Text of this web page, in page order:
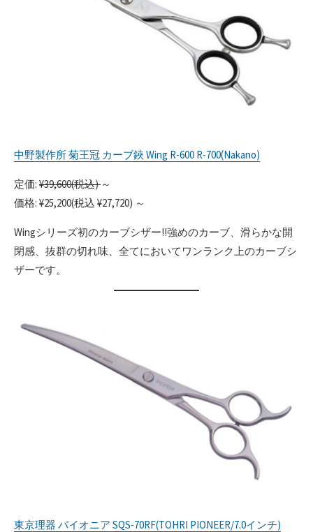
中野製作所 菊王冠 カーブ鋏 Wing R-600 R-700(Nakano)
定価: ¥39,600(税込)～
価格: ¥25,200(税込 ¥27,720) ～
Wingシリーズ初のカーブシザー!!強めのカーブ、滑らかな開
閉感、抜群の切れ味、全てにおいてワンランク上のカーブシ
ザーです。
東京理器 パイオニア SQS-70RF(TOHRI PIONEER/7.0インチ)